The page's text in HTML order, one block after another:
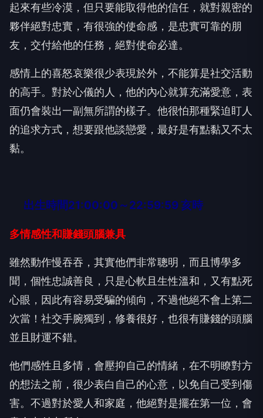
起來有些冷漠，但只要能取得他的信任，就對親密的
夥伴絕對忠實，有很強的使命感，是忠實可靠的朋
友，交付給他的任務，絕對使命必達。
感情上的喜怒哀樂很少表現於外，不能算是社交活動
的高手。對於心儀的人，他的內心就算充滿愛意，表
面仍會裝出一副無所謂的樣子。他很怕那種緊迫盯人
的追求方式，想要跟他談戀愛，最好是有點黏又不太
黏。
出生時間21:00:00～22:59:59 亥時
多情感性和賺錢頭腦兼具
雖然動作慢吞吞，其實他們非常聰明，而且博學多
聞，個性忠誠善良，只是心軟且生性溫和，又有點死
心眼，因此有容易受騙的傾向，不過他絕不會上第二
次當！社交手腕獨到，修養很好，也很有賺錢的頭腦
並且財運不錯。
他們感性且多情，會壓抑自己的情緒，在不明瞭對方
的想法之前，很少表白自己的心意，以免自己受到傷
害。不過對於愛人和家庭，他絕對是擺在第一位，會